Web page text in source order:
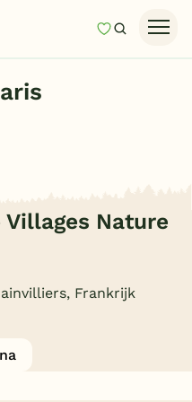
MijnZoeken
Nature
Frankrijk